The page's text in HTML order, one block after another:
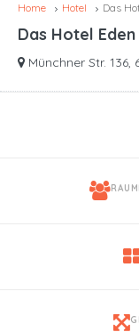
Home Hotel Das
Das Hotel
Münchner Str.